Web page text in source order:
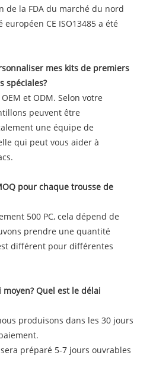
de la FDA du marché du nord
CE ISO13485 a été
mes kits de premiers
spéciales?
et ODM. Selon votre
peuvent être
une équipe de
qui peut vous aider à
pour chaque trousse de
500 PC, cela dépend de
prendre une quantité
différent pour différentes
Quel est le délai
produisons dans les 30 jours
préparé 5-7 jours ouvrables